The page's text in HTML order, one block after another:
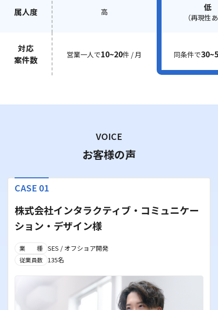
属人度 高 低
（再現性
対応
案件数
営業一人で10~20件 / 月 同条件で
お客様の声
CASE 01
株式会社インタラクティブ・コミュニケー
ション・デザイン様
業種 SES / オフショア開発
従業員数 135名